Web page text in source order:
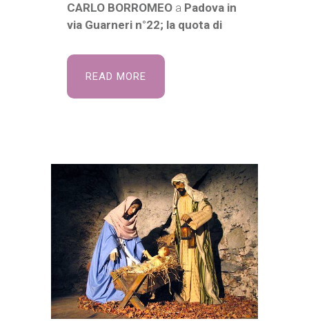
CARLO BORROMEO a Padova in
via Guarneri n°22; la quota di
READ MORE